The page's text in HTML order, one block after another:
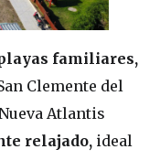
familiares,
Clemente del
Atlantis
relajado, ideal